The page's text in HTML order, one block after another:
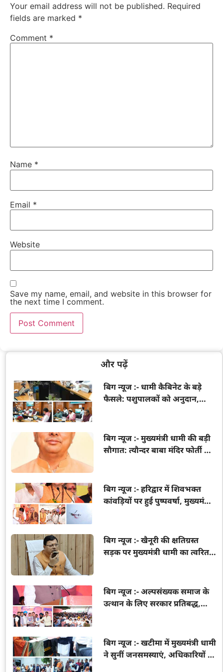
Your email address will not be published. Required
fields are marked *
Comment *
Name *
Email *
Website
Save my name, email, and website in this browser for
the next time I comment.
और पढ़ें
बिग न्यूज :- धामी कैबिनेट के बड़े
फैसले: पशुपालकों को अनुदान,
बिग न्यूज :- मुख्यमंत्री धामी की बड़ी
सौगात: त्यौन्दर बाबा मंदिर फोर्ती के
बिग न्यूज :- हरिद्वार में शिवभक्त
कांवड़ियों पर हुई पुष्पवर्षा, मुख्यमंत्री
बिग न्यूज :- खैनूरी की क्षतिग्रस्त
सड़क पर मुख्यमंत्री धामी का त्वरित
बिग न्यूज :- अल्पसंख्यक समाज के
उत्थान के लिए सरकार प्रतिबद्ध,
बिग न्यूज :- खटीमा में मुख्यमंत्री धामी
ने सुनीं जनसमस्याएं, अधिकारियों को